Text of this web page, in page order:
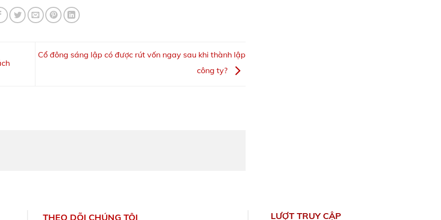
Cổ đông sáng lập có được rút vốn ngay sau khi thành lập
công ty?
THEO DÕI CHÚNG TÔI LƯỢT TRUY CẬP